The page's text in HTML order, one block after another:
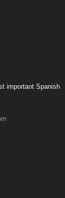
important Spanish